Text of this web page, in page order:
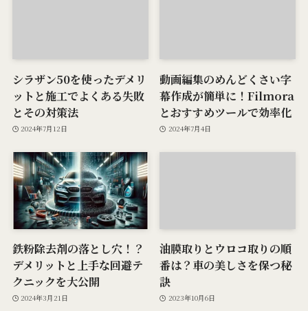
シラザン50を使ったデメリ
ットと施工でよくある失敗
とその対策法
2024年7月12日
動画編集のめんどくさい字
幕作成が簡単に！Filmora
とおすすめツールで効率化
2024年7月4日
鉄粉除去剤の落とし穴！？
デメリットと上手な回避テ
クニックを大公開
2024年3月21日
油膜取りとウロコ取りの順
番は？車の美しさを保つ秘
訣
2023年10月6日